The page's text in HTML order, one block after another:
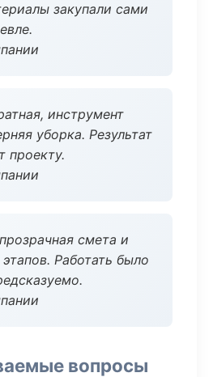
закупали сами
инструмент
уборка. Результат
проекту.
смета и
Работать было
вопросы